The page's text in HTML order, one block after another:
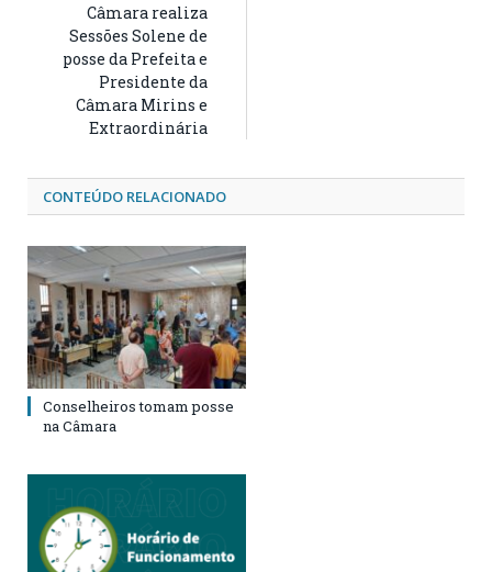
Câmara realiza
Sessões Solene de
posse da Prefeita e
Presidente da
Câmara Mirins e
Extraordinária
CONTEÚDO RELACIONADO
Conselheiros tomam posse
na Câmara